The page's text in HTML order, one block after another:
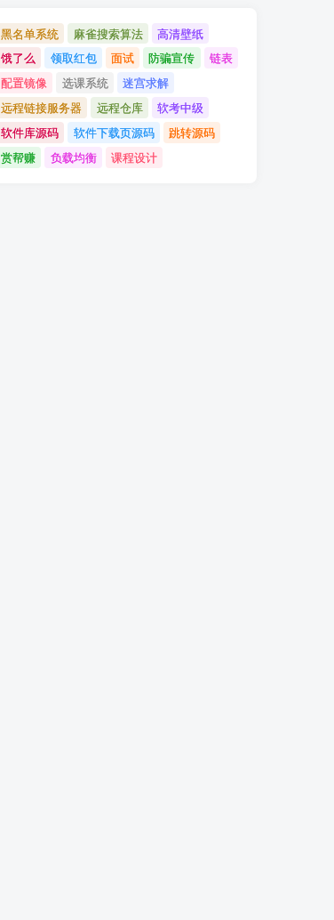
黑名单系统 麻雀搜索算法
高清壁纸
饿了么
领取红包 面试 防骗宣传
链表
配置镜像
选课系统
迷宫求解
远程链接服务器
远程仓库
软考中级
软件库源码
软件下载页源码
跳转源码
赏帮赚
负载均衡 课程设计